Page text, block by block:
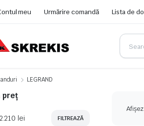
meu Urmărire comandă Lista de
LEGRAND
preț
FILTREAZĂ
2.210 lei